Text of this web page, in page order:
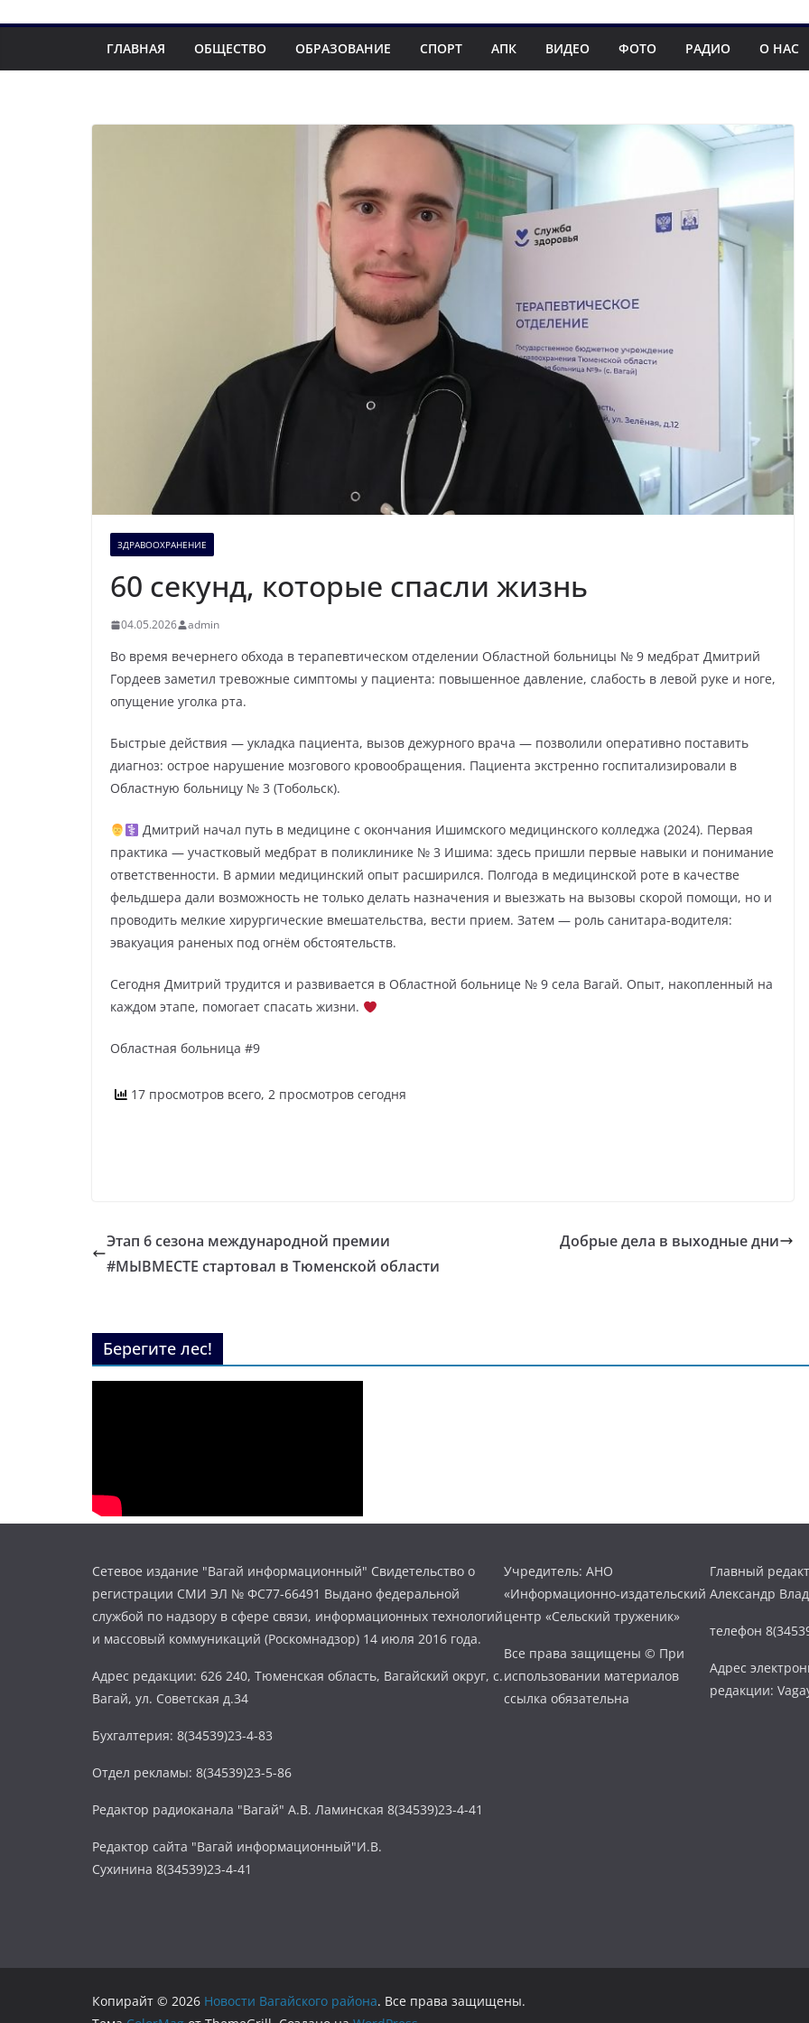
ГЛАВНАЯ ОБЩЕСТВО ОБРАЗОВАНИЕ СПОРТ АПК ВИДЕО ФОТО РАДИО О НАС
ЗДРАВООХРАНЕНИЕ
60 секунд, которые спасли жизнь
04.05.2026 admin
Во время вечернего обхода в терапевтическом отделении Областной больницы № 9 медбрат Дмитрий
Гордеев заметил тревожные симптомы у пациента: повышенное давление, слабость в левой руке и ноге,
опущение уголка рта.
Быстрые действия — укладка пациента, вызов дежурного врача — позволили оперативно поставить
диагноз: острое нарушение мозгового кровообращения. Пациента экстренно госпитализировали в
Областную больницу № 3 (Тобольск).
Дмитрий начал путь в медицине с окончания Ишимского медицинского колледжа (2024). Первая
практика — участковый медбрат в поликлинике № 3 Ишима: здесь пришли первые навыки и понимание
ответственности. В армии медицинский опыт расширился. Полгода в медицинской роте в качестве
фельдшера дали возможность не только делать назначения и выезжать на вызовы скорой помощи, но и
проводить мелкие хирургические вмешательства, вести прием. Затем — роль санитара‑водителя:
эвакуация раненых под огнём обстоятельств.
Сегодня Дмитрий трудится и развивается в Областной больнице № 9 села Вагай. Опыт, накопленный на
каждом этапе, помогает спасать жизни.
Областная больница #9
17 просмотров всего, 2 просмотров сегодня
Этап 6 сезона международной премии
#МЫВМЕСТЕ стартовал в Тюменской области
Добрые дела в выходные дни
Берегите лес!
Сетевое издание "Вагай информационный" Свидетельство о
регистрации СМИ ЭЛ № ФС77-66491 Выдано федеральной
службой по надзору в сфере связи, информационных технологий
и массовый коммуникаций (Роскомнадзор) 14 июля 2016 года.
Адрес редакции: 626 240, Тюменская область, Вагайский округ, с.
Вагай, ул. Советская д.34
Бухгалтерия: 8(34539)23-4-83
Отдел рекламы: 8(34539)23-5-86
Редактор радиоканала "Вагай" А.В. Ламинская 8(34539)23-4-41
Редактор сайта "Вагай информационный"И.В.
Сухинина 8(34539)23-4-41
Учредитель: АНО
«Информационно-издательский
центр «Сельский труженик»
Все права защищены © При
использовании материалов
ссылка обязательна
Главный
Александр
телефон
Адрес
редакции:
Копирайт © 2026 Новости Вагайского района. Все права защищены.